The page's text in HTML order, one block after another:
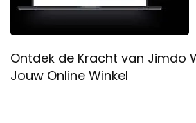
Ontdek de Kracht van Jimdo
Jouw Online Winkel